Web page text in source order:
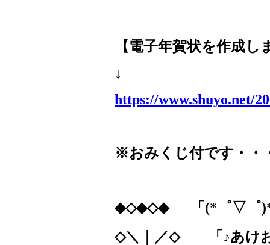
【電子年賀状を作成し
↓
https://www.shuyo.net/
※おみくじ付です・・
◆◇◆◇◆ 「 (* ゜▽゜
◇＼｜／◇
「♪あけ